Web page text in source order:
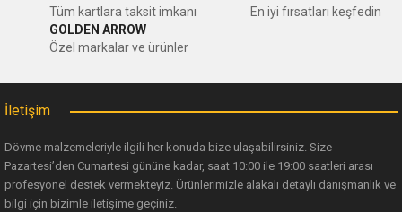
Tüm kartlara taksit imkanı
En iyi fırsatları keşfedin
GOLDEN ARROW
Özel markalar ve ürünler
İletişim
Dövme malzemeleriyle ilgili her konuda bize ulaşabilirsiniz. Size
Pazartesi’den Cumartesi gününe kadar, saat 10:00 ile 19:00 saatleri arası
profesyonel destek vermekteyiz. Ürünlerimizle alakalı detaylı danışmanlık ve
bilgi için bizimle iletişime geçiniz.